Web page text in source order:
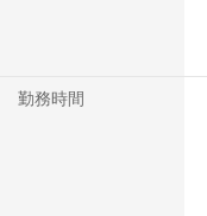
勤務時間